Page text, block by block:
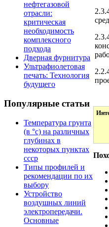
нефтегазовой
отрасли:
критическая
необходимость
комплексного
подхода
Дверная фурнитура
Ультрафиолетовая
печать: Технология
будущего
Популярные статьи
Температура грунта
(в °с) на различных
глубинах в
некоторых пунктах
ссср
Типы профилей и
рекомендации по их
выбору
Устройство
воздушных линий
электропередачи.
Основные